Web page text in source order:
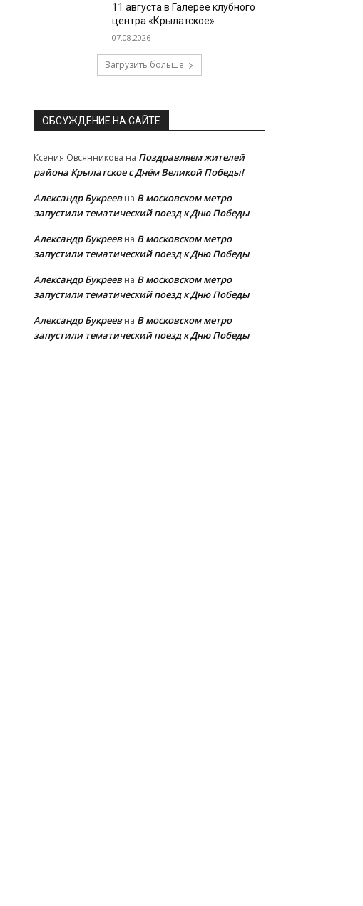
11 августа в Галерее клубного
центра «Крылатское»
07.08.2026
Загрузить больше
ОБСУЖДЕНИЕ НА САЙТЕ
Ксения Овсянникова на Поздравляем жителей
района Крылатское с Днём Великой Победы!
Александр Букреевна В московском метро
запустили тематический поезд к Дню Победы
Александр Букреевна В московском метро
запустили тематический поезд к Дню Победы
Александр Букреевна В московском метро
запустили тематический поезд к Дню Победы
Александр Букреевна В московском метро
запустили тематический поезд к Дню Победы